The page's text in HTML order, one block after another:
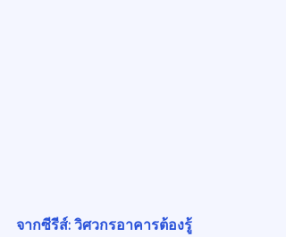
จากซีรีส์: วิศวกรอาคารต้องรู้